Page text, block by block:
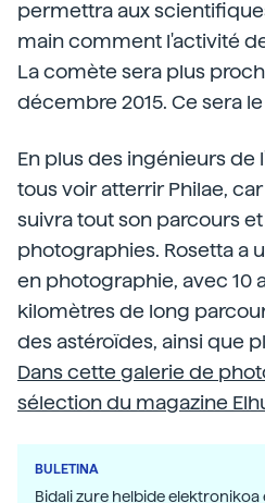
permettra aux
main comment l'activité
La comète sera plus
décembre 2015. Ce sera
En plus des ingénieurs de
tous voir atterrir Philae,
suivra tout son parcours
photographies. Rosetta a
en photographie, avec 10
kilomètres de long
des astéroïdes, ainsi que
Dans cette galerie de
sélection du magazine
BULETINA
Bidali zure helbide